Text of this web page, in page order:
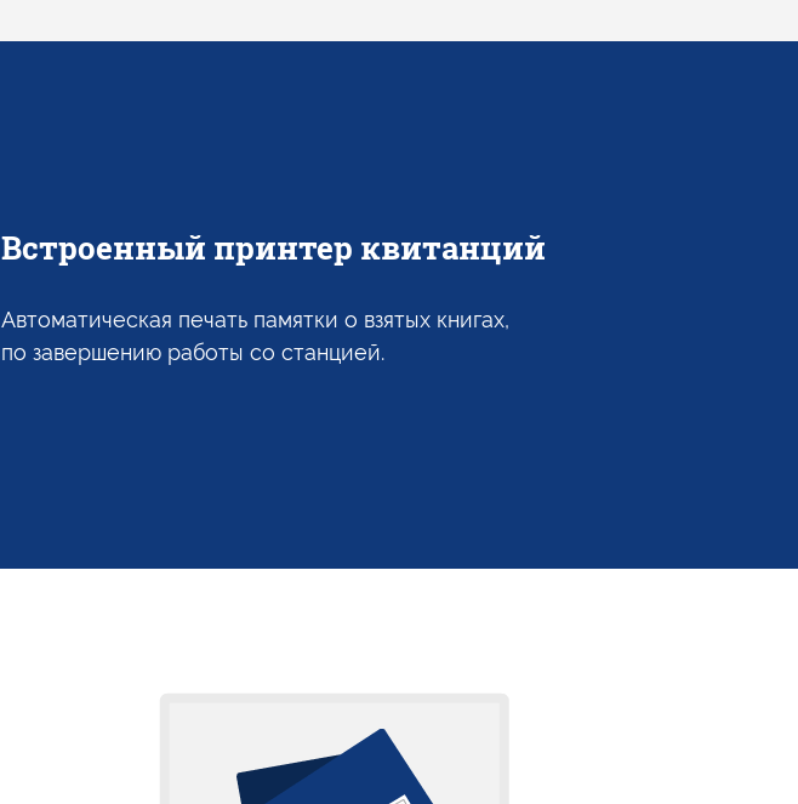
Встроенный принтер квитанций
Автоматическая печать памятки о взятых книгах,
по завершению работы со станцией.